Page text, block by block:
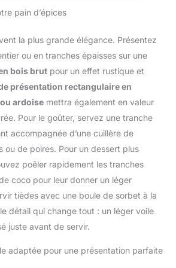
conteneur du poids total
pour trouver le poids net
aux ingrédients secs et
liquide 【Facile à
nettoyer et à ranger】 La
plate-forme de mesure
intelligente et légère en
acier inoxydable est
facile à nettoyer et à
entretenir. Peut être
facilement rangé lorsqu'il
approprié pour cuisiner à
la maison et servir des
aliments ou des liquides.
【Après-vente】 Si vous
balance de cuisine,
n'hésitez pas à nous
contacter. Nous vous
verre trempé antirayures
(17.5x22.5cm) facile à
nettoyer de la balance de
les tailles de contenants
HAUTE CAPACITÉ:
conçue pour réaliser des
préparations et des
la capacité de 5kg est
idéale pour concocter
une grande variété de
recettes, notamment des
pâtes à pain et bien plus
PRÉCISION OPTIMALE:
pour toutes vos envies
pain d’épices
la plus grande élégance. Présentez
ou en tranches épaisses sur une
bois brut pour un effet rustique et
présentation rectangulaire en
ardoise mettra également en valeur
Pour le goûter, servez une tranche
accompagnée d’une cuillère de
ou de poires. Pour un dessert plus
poêler rapidement les tranches
coco pour leur donner un léger
tièdes avec une boule de sorbet à la
détail qui change tout : un léger voile
juste avant de servir.
adaptée pour une présentation parfaite